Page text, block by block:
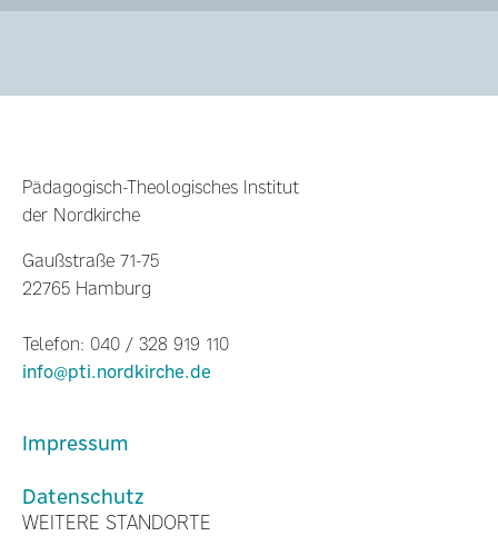
Pädagogisch-Theologisches Institut
der Nordkirche
Gaußstraße 71-75
22765 Hamburg
Telefon: 040 / 328 919 110
info@pti.nordkirche.de
Impressum
Datenschutz
WEITERE STANDORTE